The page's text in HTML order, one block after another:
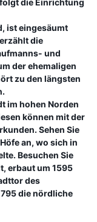
die Einrichtung
ist eingesäumt
die
und
der ehemaligen
zu den längsten
im hohen Norden
können mit der
Sehen Sie
an, wo sich in
Besuchen Sie
erbaut um 1595
des
die nördliche